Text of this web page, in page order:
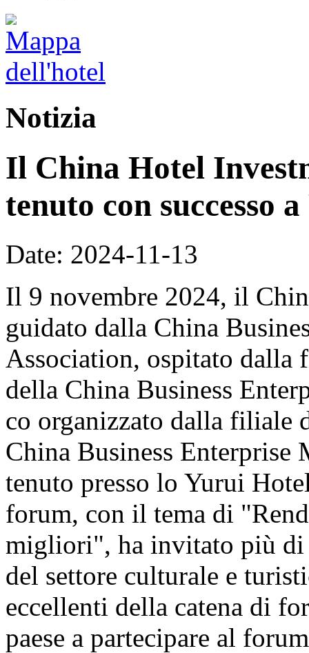
Notizia
Il China Hotel
tenuto con successo
Date: 2024-11-13
Il 9 novembre 2024, il
guidato dalla China
Association, ospitato dalla
della China Business
co organizzato dalla filiale
China Business Enterprise
tenuto presso lo Yurui
forum, con il tema di
migliori", ha invitato più di
del settore culturale e
eccellenti della catena di
paese a partecipare al